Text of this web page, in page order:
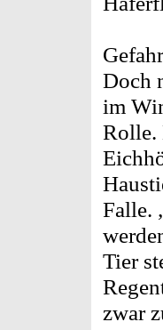
Doch
im
Rolle.
Falle.
Tier
zwar